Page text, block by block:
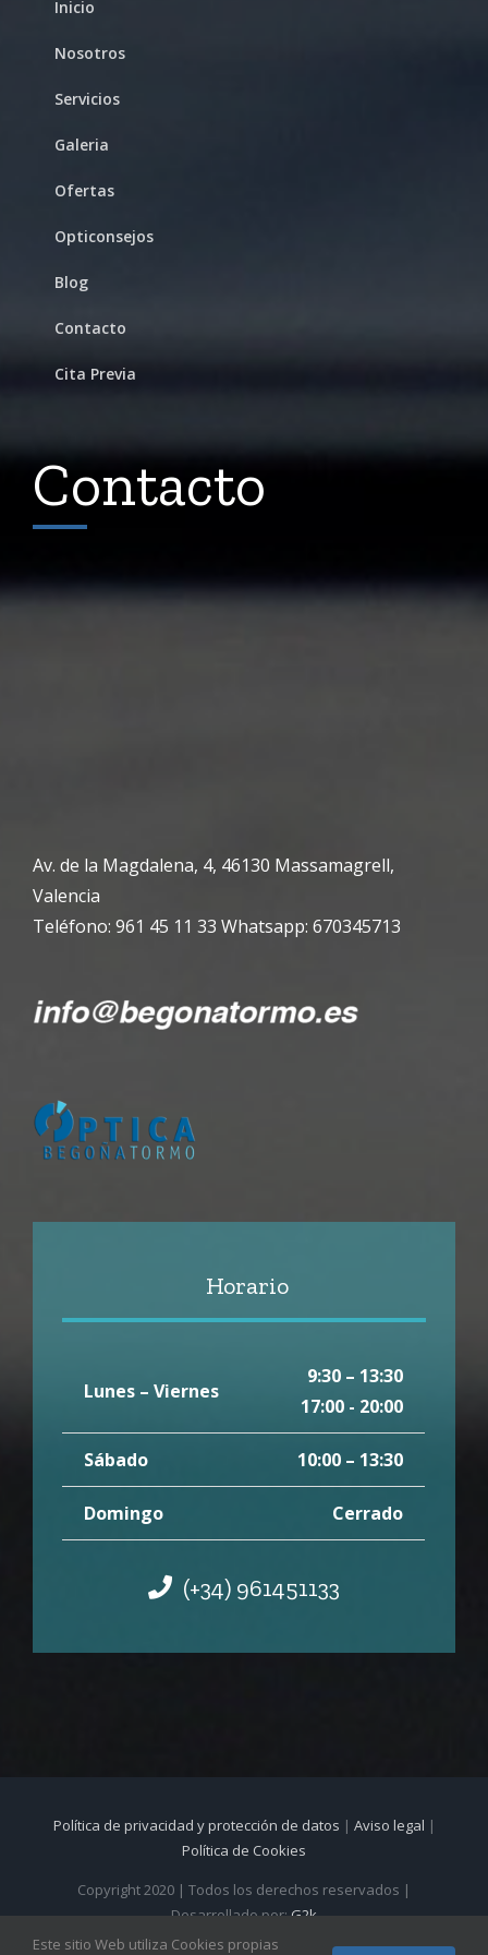
Inicio
Nosotros
Servicios
Galeria
Ofertas
Opticonsejos
Blog
Contacto
Cita Previa
Contacto
Av. de la Magdalena, 4, 46130 Massamagrell,
Valencia
Teléfono: 961 45 11 33 Whatsapp: 670345713
Horario
Lunes – Viernes
9:30 – 13:30
17:00 - 20:00
Sábado 10:00 – 13:30
Domingo Cerrado
(+34) 961451133
Política de privacidad y protección de datos | Aviso legal |
Política de Cookies
Copyright 2020 | Todos los derechos reservados |
Desarrollado por:G2k
Este sitio Web utiliza Cookies propias